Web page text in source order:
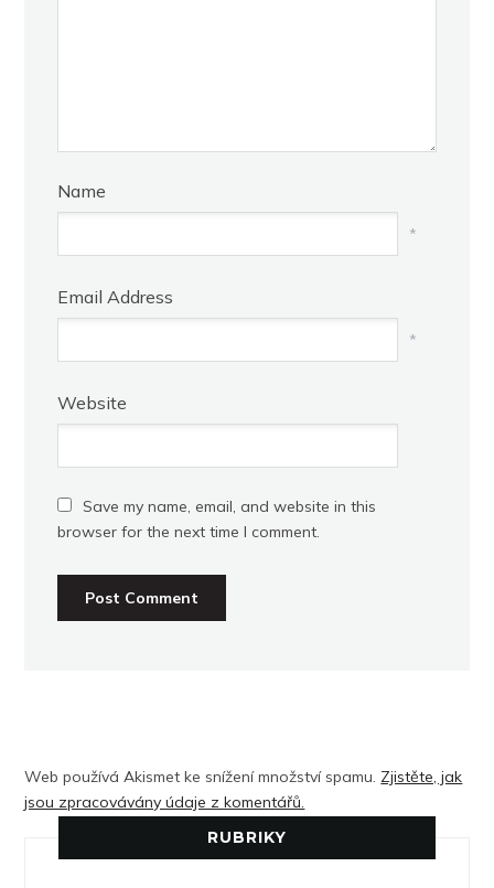
Name
*
Email Address
*
Website
Save my name, email, and website in this
browser for the next time I comment.
Web používá Akismet ke snížení množství spamu. Zjistěte, jak
jsou zpracovávány údaje z komentářů.
RUBRIKY